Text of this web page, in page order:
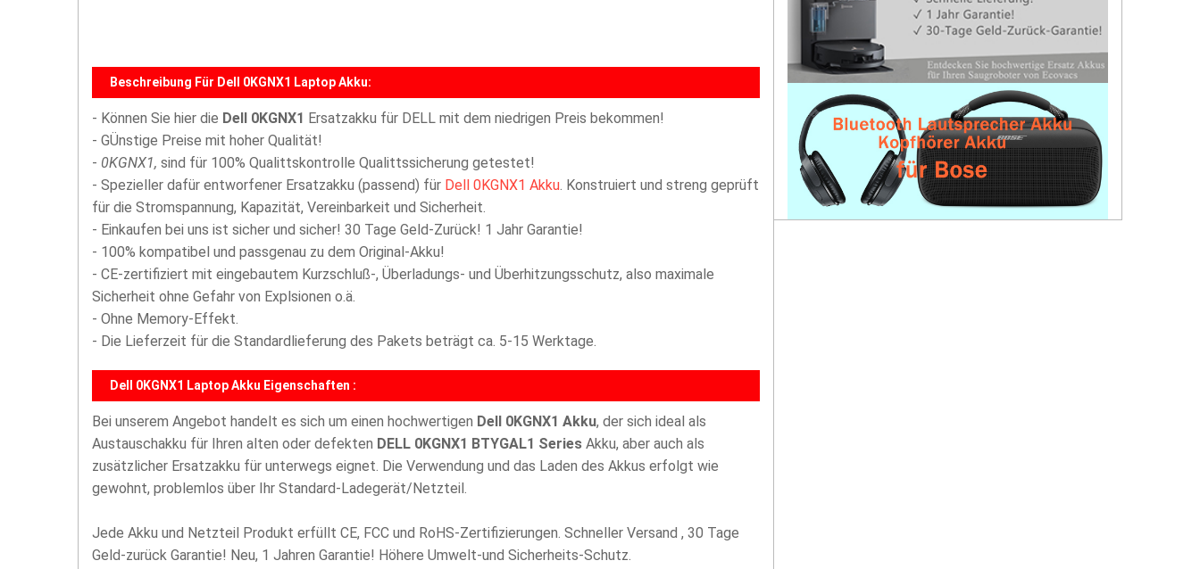
Beschreibung Für Dell 0KGNX1 Laptop Akku:
- Können Sie hier die Dell 0KGNX1 Ersatzakku für DELL mit dem niedrigen Preis bekommen!
- GÜnstige Preise mit hoher Qualität!
- 0KGNX1, sind für 100% Qualittskontrolle Qualittssicherung getestet!
- Spezieller dafür entworfener Ersatzakku (passend) für Dell 0KGNX1 Akku. Konstruiert und streng geprüft
für die Stromspannung, Kapazität, Vereinbarkeit und Sicherheit.
- Einkaufen bei uns ist sicher und sicher! 30 Tage Geld-Zurück! 1 Jahr Garantie!
- 100% kompatibel und passgenau zu dem Original-Akku!
- CE-zertifiziert mit eingebautem Kurzschluß-, Überladungs- und Überhitzungsschutz, also maximale
Sicherheit ohne Gefahr von Explsionen o.ä.
- Ohne Memory-Effekt.
- Die Lieferzeit für die Standardlieferung des Pakets beträgt ca. 5-15 Werktage.
Dell 0KGNX1 Laptop Akku Eigenschaften :
Bei unserem Angebot handelt es sich um einen hochwertigen Dell 0KGNX1 Akku, der sich ideal als
Austauschakku für Ihren alten oder defekten DELL 0KGNX1 BTYGAL1 Series Akku, aber auch als
zusätzlicher Ersatzakku für unterwegs eignet. Die Verwendung und das Laden des Akkus erfolgt wie
gewohnt, problemlos über Ihr Standard-Ladegerät/Netzteil.
Jede Akku und Netzteil Produkt erfüllt CE, FCC und RoHS-Zertifizierungen. Schneller Versand , 30 Tage
Geld-zurück Garantie! Neu, 1 Jahren Garantie! Höhere Umwelt-und Sicherheits-Schutz.